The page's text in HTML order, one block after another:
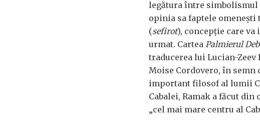
legătura între simbolismul
opinia sa faptele
(sefirot), concepție care
urmat. Cartea Palmierul
traducerea lui Lucian-
Moise Cordovero, în
important filosof al lumii
Cabalei, Ramak a făcut din
„cel mai mare centru al